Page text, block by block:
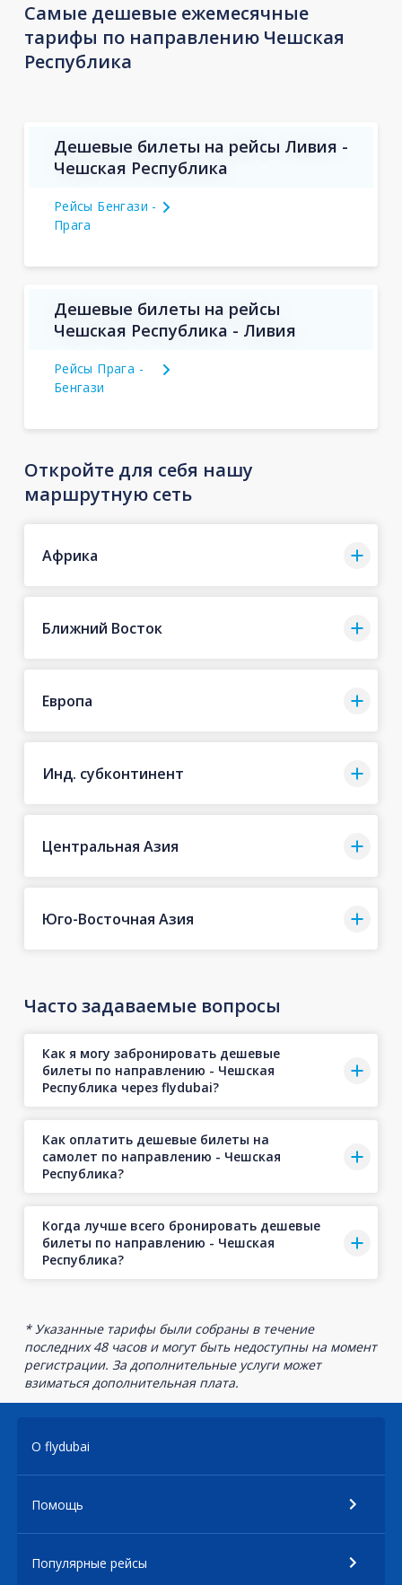
Самые дешевые ежемесячные
тарифы по направлению Чешская
Республика
Дешевые билеты на рейсы Ливия -
Чешская Республика
Рейсы Бенгази -
Прага
Дешевые билеты на рейсы
Чешская Республика - Ливия
Рейсы Прага -
Бенгази
Откройте для себя нашу
маршрутную сеть
Африка
Ближний Восток
Европа
Инд. субконтинент
Центральная Азия
Юго-Восточная Азия
Часто задаваемые вопросы
Как я могу забронировать дешевые
билеты по направлению - Чешская
Республика через flydubai?
Как оплатить дешевые билеты на
самолет по направлению - Чешская
Республика?
Когда лучше всего бронировать дешевые
билеты по направлению - Чешская
Республика?
* Указанные тарифы были собраны в течение
последних 48 часов и могут быть недоступны на момент
регистрации. За дополнительные услуги может
взиматься дополнительная плата.
О flydubai
Помощь
Популярные рейсы